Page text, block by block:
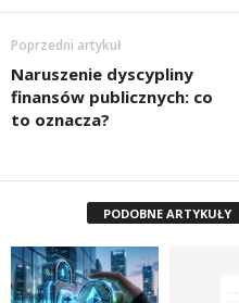
Poprzedni artykuł
Naruszenie dyscypliny
finansów publicznych: co
to oznacza?
PODOBNE ARTYKUŁY